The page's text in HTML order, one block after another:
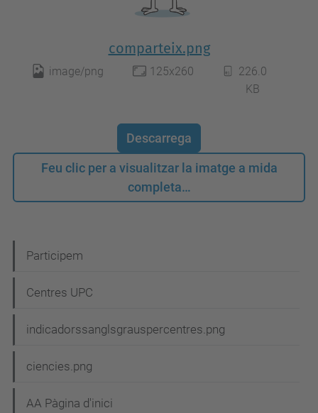
comparteix.png
image/png 125x260
226.0
KB
Descarrega
Feu clic per a visualitzar la imatge a mida
completa…
a
v
g
a
Participem
Centres UPC
indicadorssanglsgrauspercentres.png
ciencies.png
AA Pàgina d'inici